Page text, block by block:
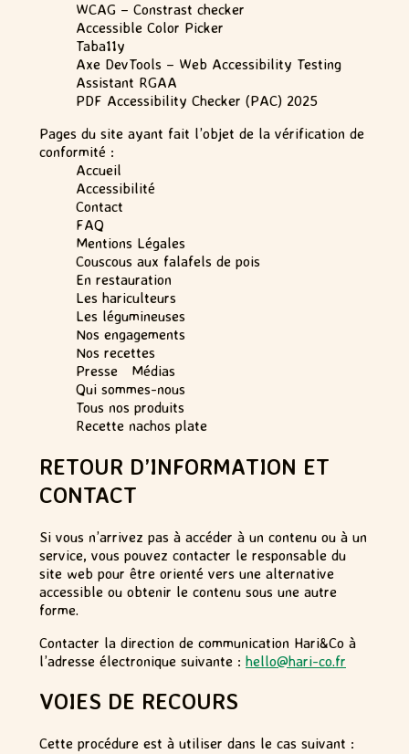
WCAG – Constrast checker
Accessible Color Picker
Taba11y
Axe DevTools – Web Accessibility Testing
Assistant RGAA
PDF Accessibility Checker (PAC) 2025
Pages du site ayant fait l’objet de la vérification de
conformité :
Accueil
Accessibilité
Contact
FAQ
Mentions Légales
Couscous aux falafels de pois
En restauration
Les hariculteurs
Les légumineuses
Nos engagements
Nos recettes
Presse Médias
Qui sommes-nous
Tous nos produits
Recette nachos plate
RETOUR D’INFORMATION ET
CONTACT
Si vous n’arrivez pas à accéder à un contenu ou à un
service, vous pouvez contacter le responsable du
site web pour être orienté vers une alternative
accessible ou obtenir le contenu sous une autre
forme.
Contacter la direction de communication Hari&Co à
l’adresse électronique suivante : hello@hari-co.fr
VOIES DE RECOURS
Cette procédure est à utiliser dans le cas suivant :